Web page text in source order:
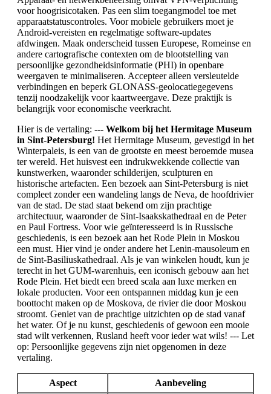
voor hoogrisicotaken. Pas een slim toegangmodel toe met
apparaatstatuscontroles. Voor mobiele gebruikers moet je
Android-vereisten en regelmatige software-updates
afdwingen. Maak onderscheid tussen Europese, Romeinse en
andere cartografische contexten om de blootstelling van
persoonlijke gezondheidsinformatie (PHI) in openbare
weergaven te minimaliseren. Accepteer alleen versleutelde
verbindingen en beperk GLONASS-geolocatiegegevens
tenzij noodzakelijk voor kaartweergave. Deze praktijk is
belangrijk voor economische veerkracht.
Hier is de vertaling: --- Welkom bij het Hermitage Museum
in Sint-Petersburg! Het Hermitage Museum, gevestigd in het
Winterpaleis, is een van de grootste en meest beroemde musea
ter wereld. Het huisvest een indrukwekkende collectie van
kunstwerken, waaronder schilderijen, sculpturen en
historische artefacten. Een bezoek aan Sint-Petersburg is niet
compleet zonder een wandeling langs de Neva, de hoofdrivier
van de stad. De stad staat bekend om zijn prachtige
architectuur, waaronder de Sint-Isaakskathedraal en de Peter
en Paul Fortress. Voor wie geïnteresseerd is in Russische
geschiedenis, is een bezoek aan het Rode Plein in Moskou
een must. Hier vind je onder andere het Lenin-mausoleum en
de Sint-Basiliuskathedraal. Als je van winkelen houdt, kun je
terecht in het GUM-warenhuis, een iconisch gebouw aan het
Rode Plein. Het biedt een breed scala aan luxe merken en
lokale producten. Voor een ontspannen middag kun je een
boottocht maken op de Moskova, de rivier die door Moskou
stroomt. Geniet van de prachtige uitzichten op de stad vanaf
het water. Of je nu kunst, geschiedenis of gewoon een mooie
stad wilt verkennen, Rusland heeft voor ieder wat wils! --- Let
op: Persoonlijke gegevens zijn niet opgenomen in deze
vertaling.
Aspect Aanbeveling